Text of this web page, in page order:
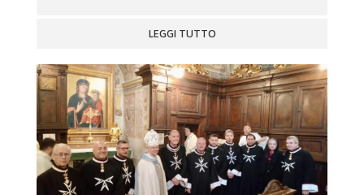
LEGGI TUTTO